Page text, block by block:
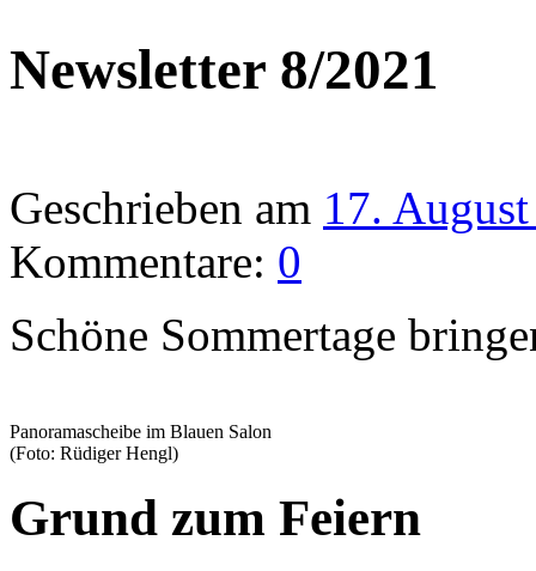
Newsletter 8/2021
Geschrieben am 17.
Kommentare: 0
Schöne Sommertage
Panoramascheibe im Blauen Salon
(Foto: Rüdiger Hengl)
Grund zum Feiern